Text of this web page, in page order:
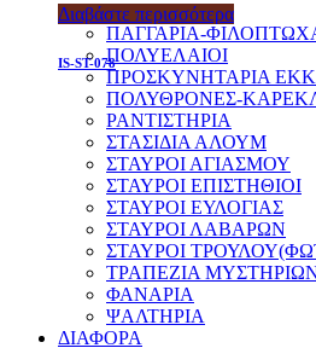
ΝΤΟΛΤΣΕΣ
ΠΑΓΓΑΡΙΑ-
ΠΟΛΥΕΛΑΙΟΙ
ΠΡΟΣΚΥΝΗΤΑΡΙΑ
ΠΟΛΥΘΡΟΝΕΣ-
ΡΑΝΤΙΣΤΗΡΙΑ
ΣΤΑΣΙΔΙΑ ΑΛΟΥΜ
ΣΤΑΥΡΟΙ ΑΓΙΑΣΜΟΥ
ΣΤΑΥΡΟΙ ΕΠΙΣΤΗΘΙΟΙ
ΣΤΑΥΡΟΙ ΕΥΛΟΓΙΑΣ
ΣΤΑΥΡΟΙ ΛΑΒΑΡΩΝ
ΣΤΑΥΡΟΙ
ΤΡΑΠΕΖΙΑ
ΦΑΝΑΡΙΑ
ΨΑΛΤΗΡΙΑ
ΔΙΑΦΟΡΑ
Διαβάστε περισσότερα
IS-ST-078